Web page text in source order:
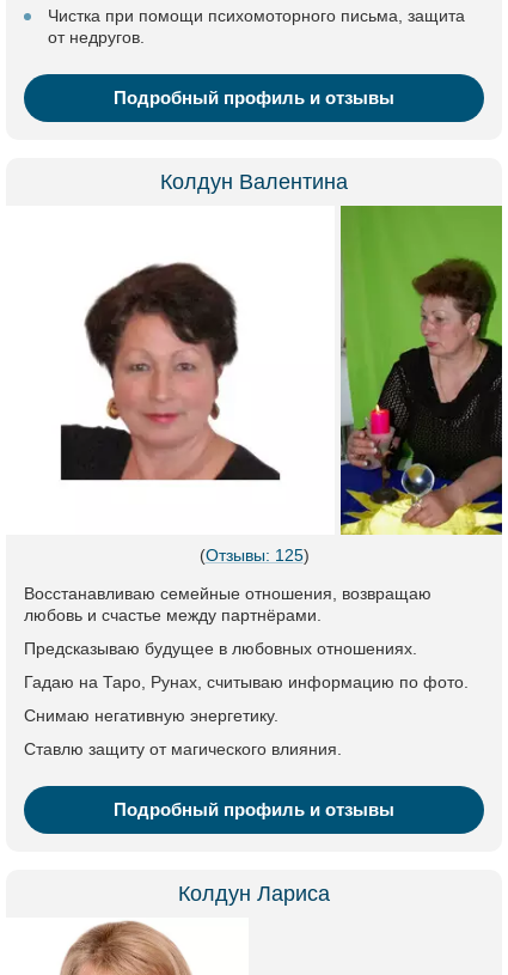
Чистка при помощи психомоторного письма, защита
от недругов.
Подробный профиль и отзывы
Колдун Валентина
(Отзывы: 125)
Восстанавливаю семейные отношения, возвращаю
любовь и счастье между партнёрами.
Предсказываю будущее в любовных отношениях.
Гадаю на Таро, Рунах, считываю информацию по фото.
Снимаю негативную энергетику.
Ставлю защиту от магического влияния.
Подробный профиль и отзывы
Колдун Лариса